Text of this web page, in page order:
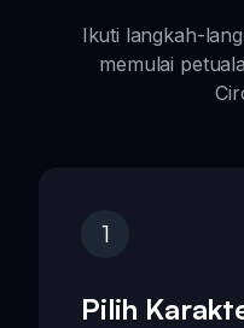
Ikuti langkah-
memulai
1
Pilih